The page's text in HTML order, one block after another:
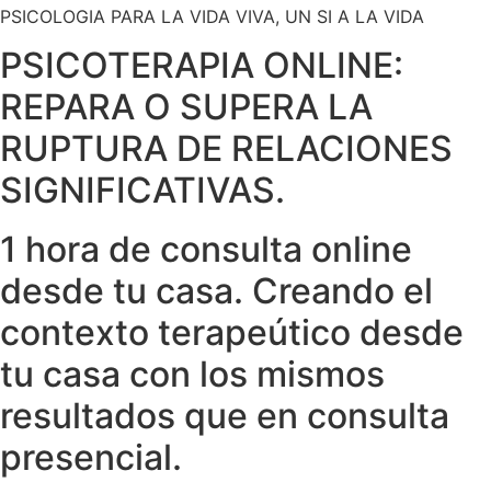
PSICOLOGIA PARA LA VIDA VIVA, UN SI A LA VIDA
PSICOTERAPIA ONLINE:
REPARA O SUPERA LA
RUPTURA DE RELACIONES
SIGNIFICATIVAS.
1 hora de consulta online
desde tu casa. Creando el
contexto terapeútico desde
tu casa con los mismos
resultados que en consulta
presencial.